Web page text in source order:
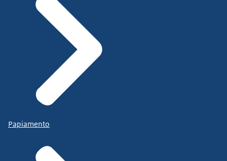
Papiamento